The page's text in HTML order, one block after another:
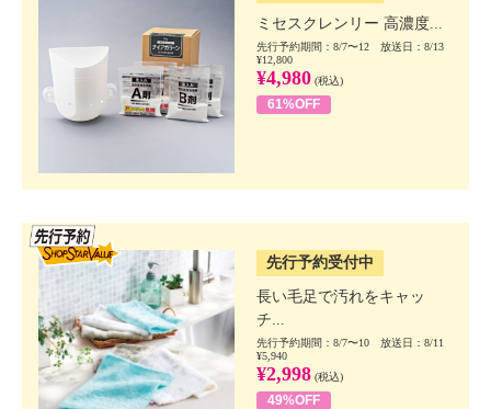
ミセスクレンリー 高濃度...
先行予約期間：8/7〜12 放送日：8/13
¥12,800
¥4,980 (税込)
61%OFF
先行予約受付中
長い毛足で汚れをキャッ
チ...
先行予約期間：8/7〜10 放送日：8/11
¥5,940
¥2,998 (税込)
49%OFF